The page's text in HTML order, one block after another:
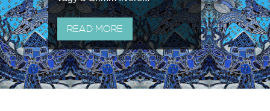
READ MORE